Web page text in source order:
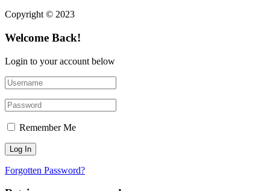
Copyright © 2023
Welcome Back!
Login to your account below
Remember Me
Forgotten Password?